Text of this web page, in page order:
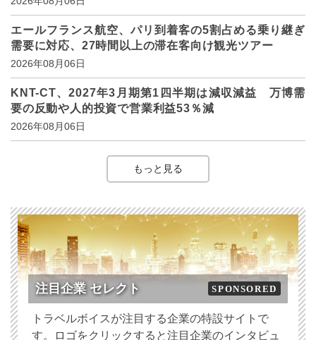
エールフランス航空、パリ到着客の5割占める乗り継ぎ
需要に対応、27時間以上の滞在客向け観光ツアー
2026年08月06日
KNT-CT、2027年3月期第1四半期は減収減益 万博需
要の反動や人的投資で営業利益53％減
2026年08月06日
もっと見る
注目企業 セレクト SPONSORED
トラベルボイスが注目する企業の特設サイトで
す。ロゴをクリックすると注目企業のインタビュ